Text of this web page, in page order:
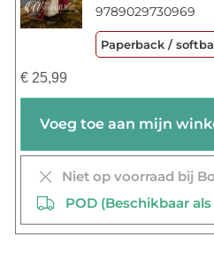
9789029730969
Paperback /
€25,99
Niet op voorraad bij
POD (Beschikbaar